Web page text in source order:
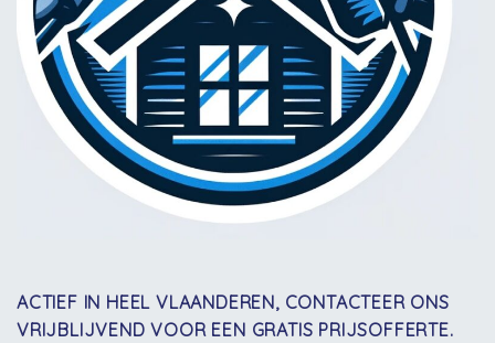
ACTIEF IN HEEL VLAANDEREN, CONTACTEER ONS
VRIJBLIJVEND VOOR EEN GRATIS PRIJSOFFERTE.